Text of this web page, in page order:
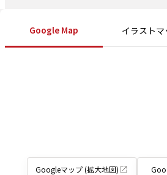
Google Map イラストマ
Googleマップ (拡大地図)